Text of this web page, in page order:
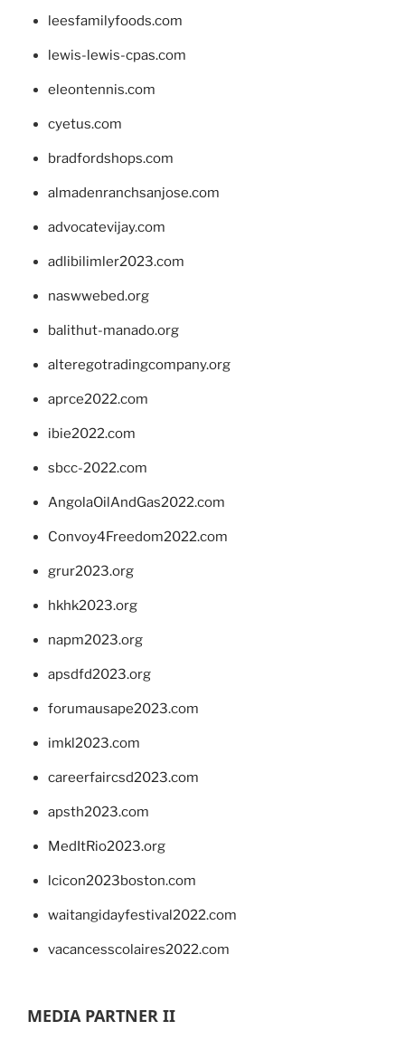
leesfamilyfoods.com
lewis-lewis-cpas.com
eleontennis.com
cyetus.com
bradfordshops.com
almadenranchsanjose.com
advocatevijay.com
adlibilimler2023.com
naswwebed.org
balithut-manado.org
alteregotradingcompany.org
aprce2022.com
ibie2022.com
sbcc-2022.com
AngolaOilAndGas2022.com
Convoy4Freedom2022.com
grur2023.org
hkhk2023.org
napm2023.org
apsdfd2023.org
forumausape2023.com
imkl2023.com
careerfaircsd2023.com
apsth2023.com
MedItRio2023.org
lcicon2023boston.com
waitangidayfestival2022.com
vacancesscolaires2022.com
MEDIA PARTNER II